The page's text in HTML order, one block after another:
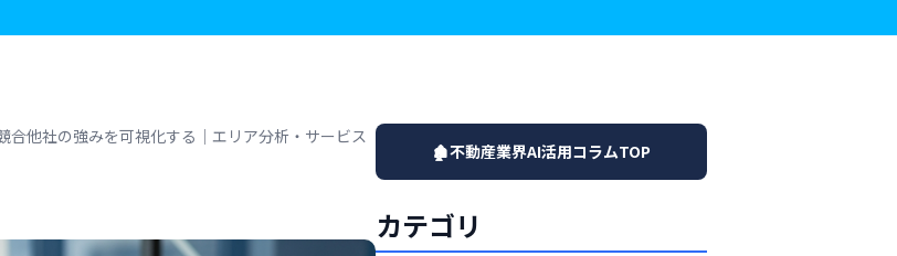
合他社の強みを可視化する｜エリア分析・サービス
🏚️不動産業界AI活用コラムTOP
カテゴリ